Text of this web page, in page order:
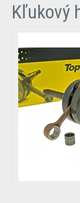
Kľukový